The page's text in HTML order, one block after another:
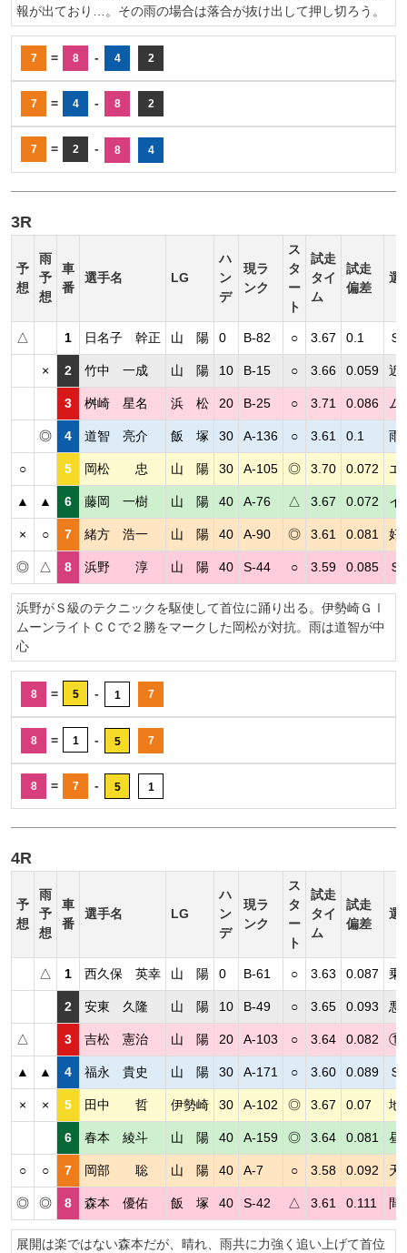
報が出ており…。その雨の場合は落合が抜け出して押し切ろう。
7 = 8 - 4 2
7 = 4 - 8 2
7 = 2 - 8 4
3R
予
想
雨
予
想
車
番
選手名 LG
ハ
ン
デ
現ラ
ンク
ス
タ
ー
ト
試走
タイ
ム
試走
偏差
選
△ 1 日名子 幹正 山 陽 0 B-82 ○ 3.67 0.1 Ｓ
× 2 竹中 一成 山 陽 10 B-15 ○ 3.66 0.059 近
3 桝崎 星名 浜 松 20 B-25 ○ 3.71 0.086 ム
◎ 4 道智 亮介 飯 塚 30 A-136 ○ 3.61 0.1 雨
○ 5 岡松 忠 山 陽 30 A-105 ◎ 3.70 0.072 エ
▲ ▲ 6 藤岡 一樹 山 陽 40 A-76 △ 3.67 0.072 イ
× ○ 7 緒方 浩一 山 陽 40 A-90 ◎ 3.61 0.081 好
◎ △ 8 浜野 淳 山 陽 40 S-44 ○ 3.59 0.085 Ｓ
浜野がＳ級のテクニックを駆使して首位に踊り出る。伊勢崎ＧⅠ
ムーンライトＣＣで２勝をマークした岡松が対抗。雨は道智が中
心
8 = 5 - 1 7
8 = 1 - 5 7
8 = 7 - 5 1
4R
予
想
雨
予
想
車
番
選手名 LG
ハ
ン
デ
現ラ
ンク
ス
タ
ー
ト
試走
タイ
ム
試走
偏差
選
△ 1 西久保 英幸 山 陽 0 B-61 ○ 3.63 0.087 乗
2 安東 久隆 山 陽 10 B-49 ○ 3.65 0.093 悪
△ 3 吉松 憲治 山 陽 20 A-103 ○ 3.64 0.082 ①
▲ ▲ 4 福永 貴史 山 陽 30 A-171 ○ 3.60 0.089 Ｓ
× × 5 田中 哲 伊勢崎 30 A-102 ◎ 3.67 0.07 地
6 春本 綾斗 山 陽 40 A-159 ◎ 3.64 0.081 昼
○ ○ 7 岡部 聡 山 陽 40 A-7 ○ 3.58 0.092 天
◎ ◎ 8 森本 優佑 飯 塚 40 S-42 △ 3.61 0.111 間
展開は楽ではない森本だが、晴れ、雨共に力強く追い上げて首位